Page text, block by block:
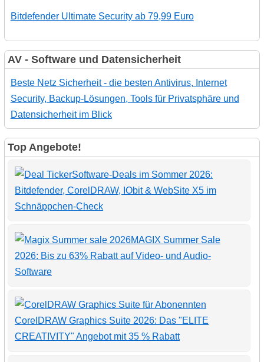
Bitdefender Ultimate Security ab 79,99 Euro
AV - Software und Datensicherheit
Beste Netz Sicherheit - die besten Antivirus, Internet
Security, Backup-Lösungen, Tools für Privatsphäre und
Datensicherheit im Blick
Top Angebote!
Software-Deals im Sommer 2026:
Bitdefender, CorelDRAW, IObit & WebSite X5 im
Schnäppchen-Check
MAGIX Summer Sale
2026: Bis zu 63% Rabatt auf Video- und Audio-
Software
CorelDRAW Graphics Suite 2026: Das "ELITE
CREATIVITY" Angebot mit 35 % Rabatt